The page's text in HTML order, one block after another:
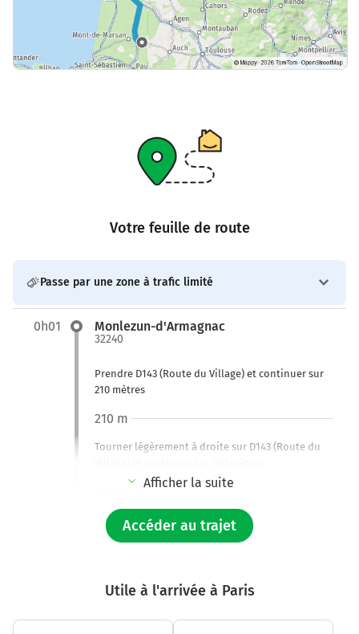
Votre feuille de route
Passe par une zone à trafic limité
0h01 Monlezun-d'Armagnac
32240
Prendre D143 (Route du Village) et continuer sur
210 mètres
Tourner légèrement à droite sur D143 (Route du
210 m
Tourner légèrement à gauche sur D143 et
continuer sur 170 mètres
Tourner à gauche sur D32 (Route de Maupas) et
Afficher la suite
Accéder au trajet
Utile à l'arrivée à Paris